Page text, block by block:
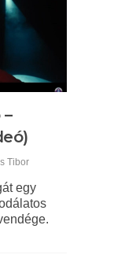
Tibor
egy